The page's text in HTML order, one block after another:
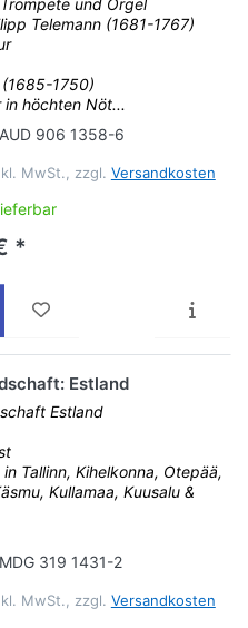
Telemann (1681-1767)
1750)
in höchten Nöt...
AUD 906 1358-6
MwSt., zzgl. Versandkosten
*
Estland
Estland
Tallinn, Kihelkonna, Otepää,
Kullamaa, Kuusalu &
MDG 319 1431-2
MwSt., zzgl. Versandkosten